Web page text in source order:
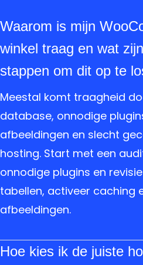
Waarom is mijn
winkel traag en wat
stappen om dit op te
Meestal komt traagheid
database, onnodige
afbeeldingen en slecht
hosting. Start met een
onnodige plugins en
tabellen, activeer caching
afbeeldingen.
Hoe kies ik de juiste